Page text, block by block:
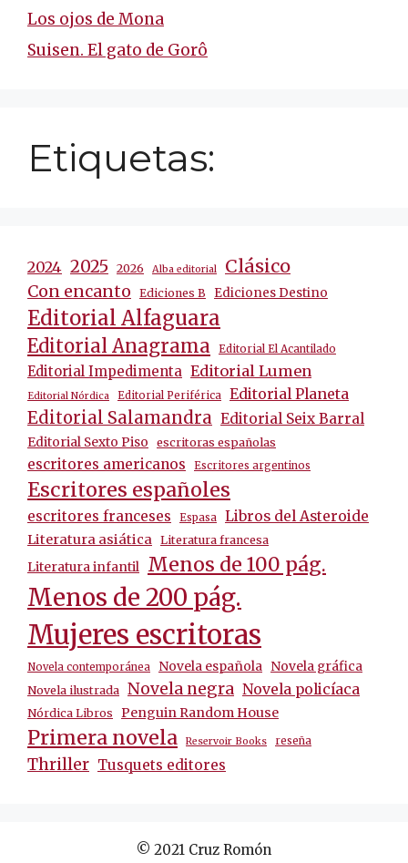
Los ojos de Mona
Suisen. El gato de Gorô
Etiquetas:
2024 2025 2026 Alba editorial Clásico
Con encanto Ediciones B Ediciones Destino
Editorial Alfaguara
Editorial Anagrama Editorial El Acantilado
Editorial Impedimenta Editorial Lumen
Editorial Nórdica Editorial Periférica Editorial Planeta
Editorial Salamandra Editorial Seix Barral
Editorial Sexto Piso escritoras españolas
escritores americanos Escritores argentinos
Escritores españoles
escritores franceses Espasa Libros del Asteroide
Literatura asiática Literatura francesa
Literatura infantil Menos de 100 pág.
Menos de 200 pág.
Mujeres escritoras
Novela contemporánea Novela española Novela gráfica
Novela ilustrada Novela negra Novela policíaca
Nórdica Libros Penguin Random House
Primera novela Reservoir Books reseña
Thriller Tusquets editores
© 2021 Cruz Romón